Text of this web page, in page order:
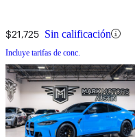
$21,725 Sin calificación
Incluye tarifas de conc.